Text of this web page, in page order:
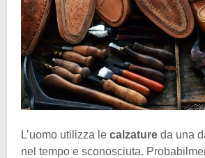
L’uomo utilizza le calzature da una
nel tempo e sconosciuta.